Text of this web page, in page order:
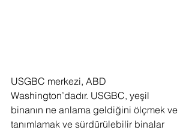
USGBC merkezi, ABD
Washington’dadır. USGBC, yeşil
binanın ne anlama geldiğini ölçmek ve
tanımlamak ve sürdürülebilir binalar